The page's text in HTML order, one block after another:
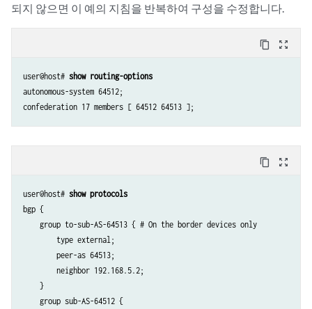
되지 않으면 이 예의 지침을 반복하여 구성을 수정합니다.
content_copy zoom_out_map
user@host# show routing-options
autonomous-system 64512;
confederation 17 members [ 64512 64513 ];
content_copy zoom_out_map
user@host# show protocols
bgp {
    group to-sub-AS-64513 { # On the border devices only
        type external;
        peer-as 64513;
        neighbor 192.168.5.2;
    }
    group sub-AS-64512 {